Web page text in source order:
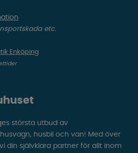
etc.
Enköping
största utbud av
husbil och van! Med över
din självklara partner för allt inom